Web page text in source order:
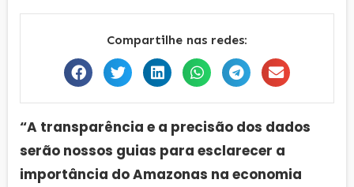
Compartilhe nas redes:
“A transparência e a precisão dos dados
serão nossos guias para esclarecer a
importância do Amazonas na economia